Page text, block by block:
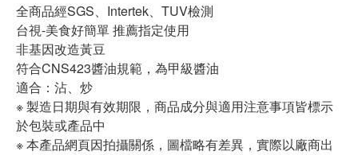
全商品經SGS、Intertek、TUV檢測
台視-美食好簡單 推薦指定使用
非基因改造黃豆
符合CNS423醬油規範，為甲級醬油
適合：沾、炒
※ 製造日期與有效期限，商品成分與適用注意事項皆標示
於包裝或產品中
※ 本產品網頁因拍攝關係，圖檔略有差異，實際以廠商出